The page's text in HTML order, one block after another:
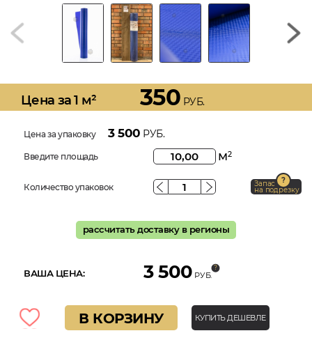
Цена за 1 м² 350 РУБ.
Цена за упаковку 3 500 РУБ.
Введите площадь м2
Количество упаковок Запас
на подрезку
рассчитать доставку в регионы
ВАША ЦЕНА: 3 500 РУБ.
В КОРЗИНУ КУПИТЬ ДЕШЕВЛЕ